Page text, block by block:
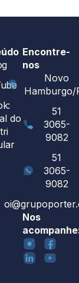
do
Encontre-
nos
Novo
Hamburgo/
51
3065-
9082
51
3065-
9082
Nos